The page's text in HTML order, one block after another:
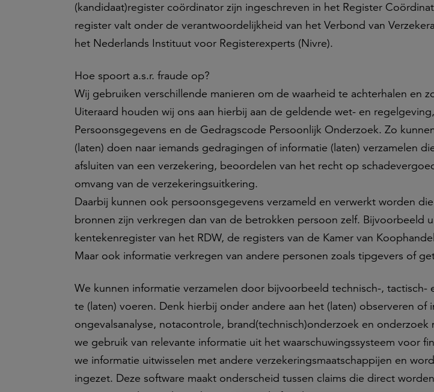
(kandidaat)register coördinator zijn ingeschreven in het Register
register valt onder de verantwoordelijkheid van het Verbond van
het Nederlands Instituut voor Registerexperts (Nivre).
Hoe spoort a.s.r. fraude op?
Wij gebruiken verschillende manieren om de waarheid te achterhalen en
Uiteraard houden wij ons aan hierbij aan de geldende wet- en
Persoonsgegevens en de Gedragscode Persoonlijk Onderzoek. Zo
(laten) doen naar iemands gedragingen of informatie (laten) verzamelen
afsluiten van een verzekering, beoordelen van het recht op
omvang van de verzekeringsuitkering.
Daarbij kunnen ook persoonsgegevens verzameld en verwerkt worden
bronnen zijn verkregen dan van de betrokken persoon zelf. Bijvoorbeeld
kentekenregister van het RDW, de registers van de Kamer van
Maar ook informatie verkregen van andere personen zoals tipgevers of
We kunnen informatie verzamelen door bijvoorbeeld technisch-, tactisch-
te (laten) voeren. Denk hierbij onder andere aan het (laten) observeren of
ongevalsanalyse, notacontrole, brand(technisch)onderzoek en onderzoek
we gebruik van relevante informatie uit het waarschuwingssysteem voor
we informatie uitwisselen met andere verzekeringsmaatschappijen en
ingezet. Deze software maakt onderscheid tussen claims die direct